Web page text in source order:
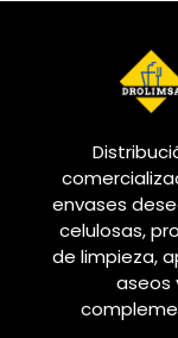
envases
celulosas,
de limpieza,
aseos